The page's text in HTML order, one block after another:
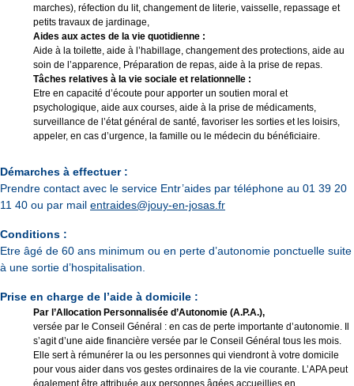
marches), réfection du lit, changement de literie, vaisselle, repassage et
petits travaux de jardinage,
Aides aux actes de la vie quotidienne :
Aide à la toilette, aide à l’habillage, changement des protections, aide au
soin de l’apparence, Préparation de repas, aide à la prise de repas.
Tâches relatives à la vie sociale et relationnelle :
Etre en capacité d’écoute pour apporter un soutien moral et
psychologique, aide aux courses, aide à la prise de médicaments,
surveillance de l’état général de santé, favoriser les sorties et les loisirs,
appeler, en cas d’urgence, la famille ou le médecin du bénéficiaire.
Démarches à effectuer :
Prendre contact avec le service Entr’aides par téléphone au 01 39 20
11 40 ou par mail entraides@jouy-en-josas.fr
Conditions :
Etre âgé de 60 ans minimum ou en perte d’autonomie ponctuelle suite
à une sortie d’hospitalisation.
Prise en charge de l’aide à domicile :
Par l’Allocation Personnalisée d’Autonomie (A.P.A.),
versée par le Conseil Général : en cas de perte importante d’autonomie. Il
s’agit d’une aide financière versée par le Conseil Général tous les mois.
Elle sert à rémunérer la ou les personnes qui viendront à votre domicile
pour vous aider dans vos gestes ordinaires de la vie courante. L’APA peut
également être attribuée aux personnes âgées accueillies en